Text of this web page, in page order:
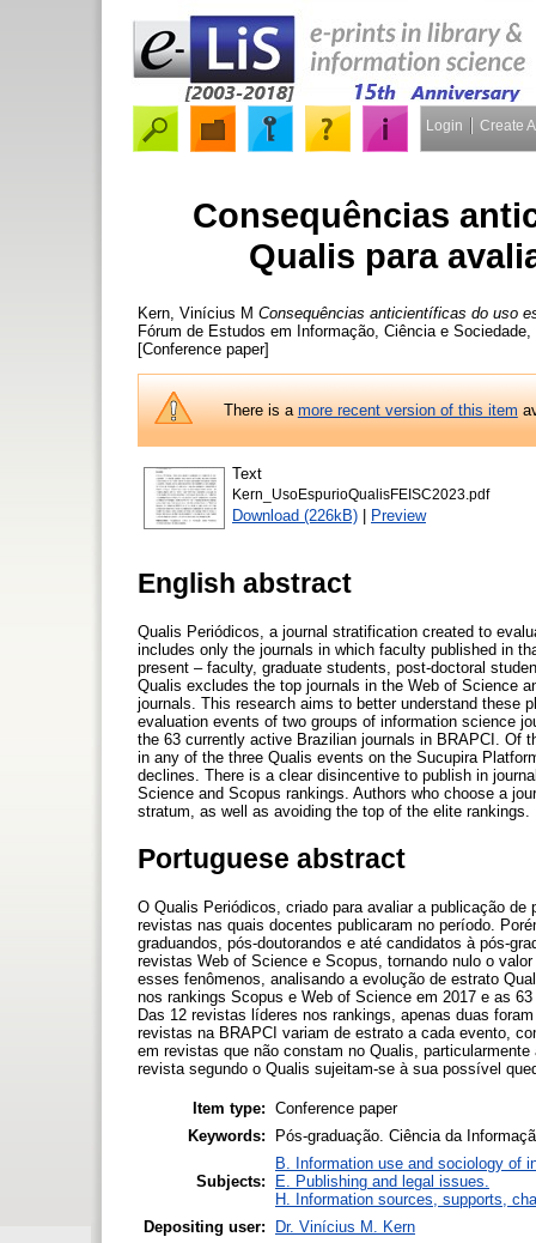
Login Create
Consequências
Qualis para
Kern, Vinícius M Consequências anticientíficas do uso
Fórum de Estudos em Informação, Ciência e
[Conference paper]
There is amore recent version of this item
Text
Kern_UsoEspurioQualisFEISC2023.pdf
Download (226kB) Preview
English abstract
Qualis Periódicos, a journal stratification created to
includes only the journals in which faculty published in
present – faculty, graduate students, post-doctoral
Qualis excludes the top journals in the Web of Science
journals. This research aims to better understand these
evaluation events of two groups of information science
the 63 currently active Brazilian journals in BRAPCI. Of
in any of the three Qualis events on the Sucupira
declines. There is a clear disincentive to publish in
Science and Scopus rankings. Authors who choose a
stratum, as well as avoiding the top of the elite rankings.
Portuguese abstract
O Qualis Periódicos, criado para avaliar a publicação
revistas nas quais docentes publicaram no período.
graduandos, pós-doutorandos e até candidatos à pós-
revistas Web of Science e Scopus, tornando nulo o
esses fenômenos, analisando a evolução de estrato
nos rankings Scopus e Web of Science em 2017 e as
Das 12 revistas líderes nos rankings, apenas duas
revistas na BRAPCI variam de estrato a cada evento,
em revistas que não constam no Qualis,
revista segundo o Qualis sujeitam-se à sua possível
Item type: Conference paper
Keywords:
Pós-graduação. Ciência da
Subjects:
B. Information use and sociology of
E. Publishing and legal issues.
H. Information sources, supports,
Depositing user:
Dr. Vinícius M. Kern